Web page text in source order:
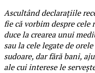
Ascultând declarațiile
fie că vorbim despre
duce la crearea unui
sau la cele legate de
sudoare, dar fără bani,
ale cui interese le